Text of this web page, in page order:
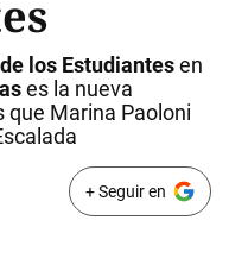
los Estudiantesen
es la nueva
que Marina Paoloni
+ Seguir en